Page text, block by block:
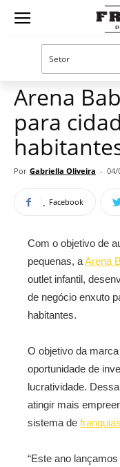
Guia
Mercado de franquias
Arena
para
Por Gabriella Oliveira - 04/
Facebook
Com o objetivo de
pequenas, aArena
outlet infantil,
de negócio enxuto
habitantes.
O objetivo da
oportunidade de
lucratividade.
atingir mais
sistema de franquias
“Este ano